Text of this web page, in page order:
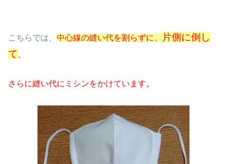
こちらでは、 中心線の縫い代を割らずに、
片側に倒し
て
さらに縫い代にミシンをかけています。